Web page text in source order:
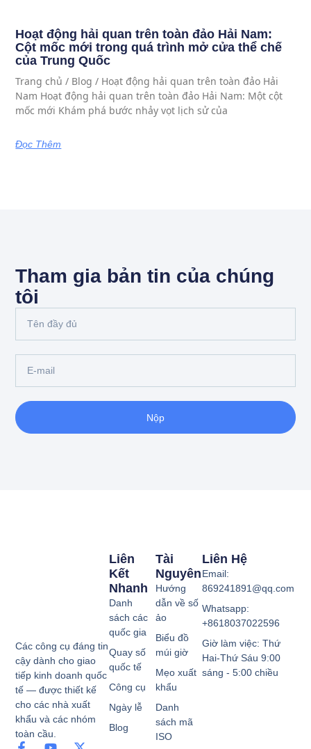
Hoạt động hải quan trên toàn đảo Hải Nam:
Cột mốc mới trong quá trình mở cửa thể chế
của Trung Quốc
Trang chủ / Blog / Hoạt động hải quan trên toàn đảo Hải
Nam Hoạt động hải quan trên toàn đảo Hải Nam: Một cột
mốc mới Khám phá bước nhảy vọt lịch sử của
Đọc Thêm
Tham gia bản tin của chúng
tôi
Nộp
Các công cụ đáng tin
cậy dành cho giao
tiếp kinh doanh quốc
tế — được thiết kế
cho các nhà xuất
khẩu và các nhóm
toàn cầu.
Tài
Nguyên
Hướng
dẫn về số
ảo
Biểu đồ
múi giờ
Mẹo xuất
khẩu
Danh
sách mã
ISO
Liên
Kết
Nhanh
Danh
sách các
quốc gia
Quay số
quốc tế
Công cụ
Ngày lễ
Blog
Liên Hệ
Email:
869241891@qq.com
Whatsapp:
+8618037022596
Giờ làm việc: Thứ
Hai-Thứ Sáu 9:00
sáng - 5:00 chiều